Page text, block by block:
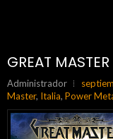
GREAT
Administrador
Master, Italia, Power